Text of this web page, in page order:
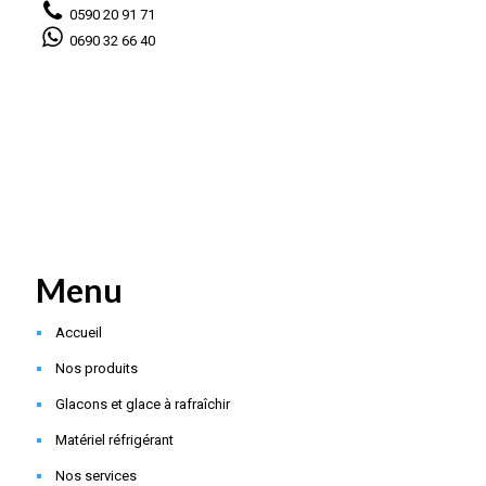
0590 20 91 71
0690 32 66 40
Menu
Accueil
Nos produits
Glacons et glace à rafraîchir
Matériel réfrigérant
Nos services